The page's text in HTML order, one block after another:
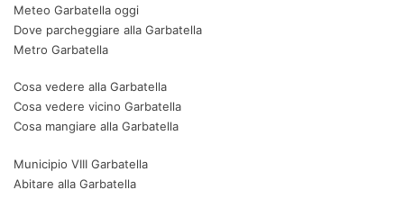
Meteo Garbatella oggi
Dove parcheggiare alla Garbatella
Metro Garbatella
Cosa vedere alla Garbatella
Cosa vedere vicino Garbatella
Cosa mangiare alla Garbatella
Municipio VIII Garbatella
Abitare alla Garbatella